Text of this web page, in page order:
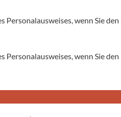
Personalausweises, wenn Sie
Personalausweises, wenn Sie